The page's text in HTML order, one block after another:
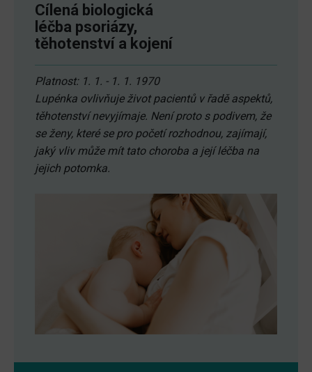
Cílená biologická
léčba psoriázy,
těhotenství a kojení
Platnost: 1. 1. - 1. 1. 1970
Lupénka ovlivňuje život pacientů v řadě aspektů,
těhotenství nevyjímaje. Není proto s podivem, že
se ženy, které se pro početí rozhodnou, zajímají,
jaký vliv může mít tato choroba a její léčba na
jejich potomka.